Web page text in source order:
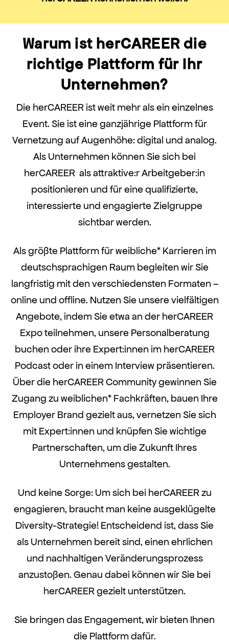
Warum ist herCAREER die
richtige Plattform für Ihr
Unternehmen?
Die herCAREER ist weit mehr als ein einzelnes
Event. Sie ist eine ganzjährige Plattform für
Vernetzung auf Augenhöhe: digital und analog.
Als Unternehmen können Sie sich bei
herCAREER als attraktive:r Arbeitgeber:in
positionieren und für eine qualifizierte,
interessierte und engagierte Zielgruppe
sichtbar werden.
Als größte Plattform für weibliche* Karrieren im
deutschsprachigen Raum begleiten wir Sie
langfristig mit den verschiedensten Formaten –
online und offline. Nutzen Sie unsere vielfältigen
Angebote, indem Sie etwa an der herCAREER
Expo teilnehmen, unsere Personalberatung
buchen oder ihre Expert:innen im herCAREER
Podcast oder in einem Interview präsentieren.
Über die herCAREER Community gewinnen Sie
Zugang zu weiblichen* Fachkräften, bauen Ihre
Employer Brand gezielt aus, vernetzen Sie sich
mit Expert:innen und knüpfen Sie wichtige
Partnerschaften, um die Zukunft Ihres
Unternehmens gestalten.
Und keine Sorge: Um sich bei herCAREER zu
engagieren, braucht man keine ausgeklügelte
Diversity-Strategie! Entscheidend ist, dass Sie
als Unternehmen bereit sind, einen ehrlichen
und nachhaltigen Veränderungsprozess
anzustoßen. Genau dabei können wir Sie bei
herCAREER gezielt unterstützen.
Sie bringen das Engagement, wir bieten Ihnen
die Plattform dafür.